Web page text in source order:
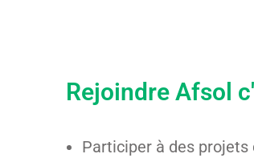
Rejoindre Afsol
Participer à des